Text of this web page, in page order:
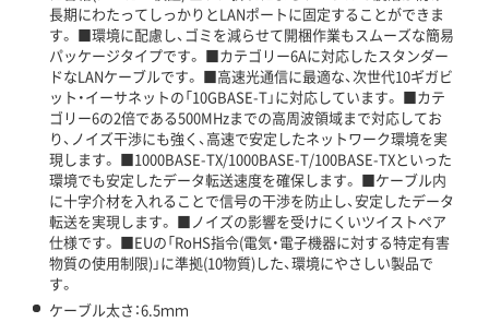
長期にわたってしっかりとLANポートに固定することができま
す。 ■環境に配慮し、ゴミを減らせて開梱作業もスムーズな簡易
パッケージタイプです。 ■カテゴリー6Aに対応したスタンダー
ドなLANケーブルです。 ■高速光通信に最適な、次世代10ギガビ
ット・イーサネットの「10GBASE-T」に対応しています。 ■カテ
ゴリー6の2倍である500MHzまでの高周波領域まで対応してお
り、ノイズ干渉にも強く、高速で安定したネットワーク環境を実
現します。 ■1000BASE-TX/1000BASE-T/100BASE-TXといった
環境でも安定したデータ転送速度を確保します。 ■ケーブル内
に十字介材を入れることで信号の干渉を防止し、安定したデータ
転送を実現します。 ■ノイズの影響を受けにくいツイストペア
仕様です。 ■EUの「RoHS指令(電気・電子機器に対する特定有害
物質の使用制限)」に準拠(10物質)した、環境にやさしい製品で
す。
ケーブル太さ：6.5ｍｍ